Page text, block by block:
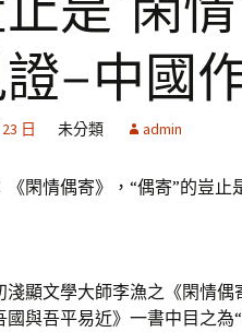
–中國
日 未分類 admin
《閑情偶寄》，“偶寄”的豈止
淺顯文學大師李漁之《閑情
國與吾平易近》一書中目之